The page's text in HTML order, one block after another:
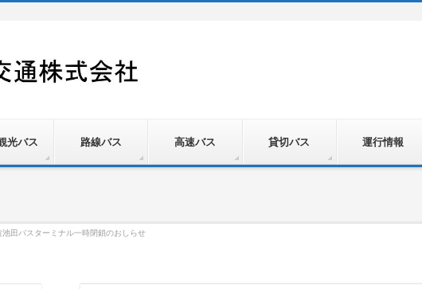
光バス 路線バス 高速バス 貸切バス 運行情報
池田バスターミナル一時閉鎖のおしらせ